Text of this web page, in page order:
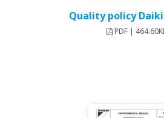
Quality policy
PDF |